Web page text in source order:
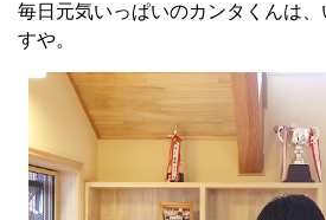
毎日元気いっぱいのカンタくんは
すや。